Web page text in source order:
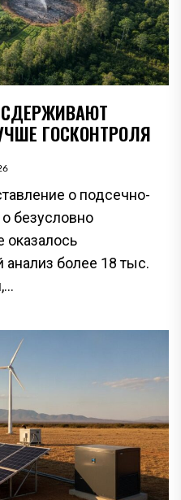
ГОСКОНТРОЛЯ
о подсечно-
безусловно
оказалось
более 18 тыс.